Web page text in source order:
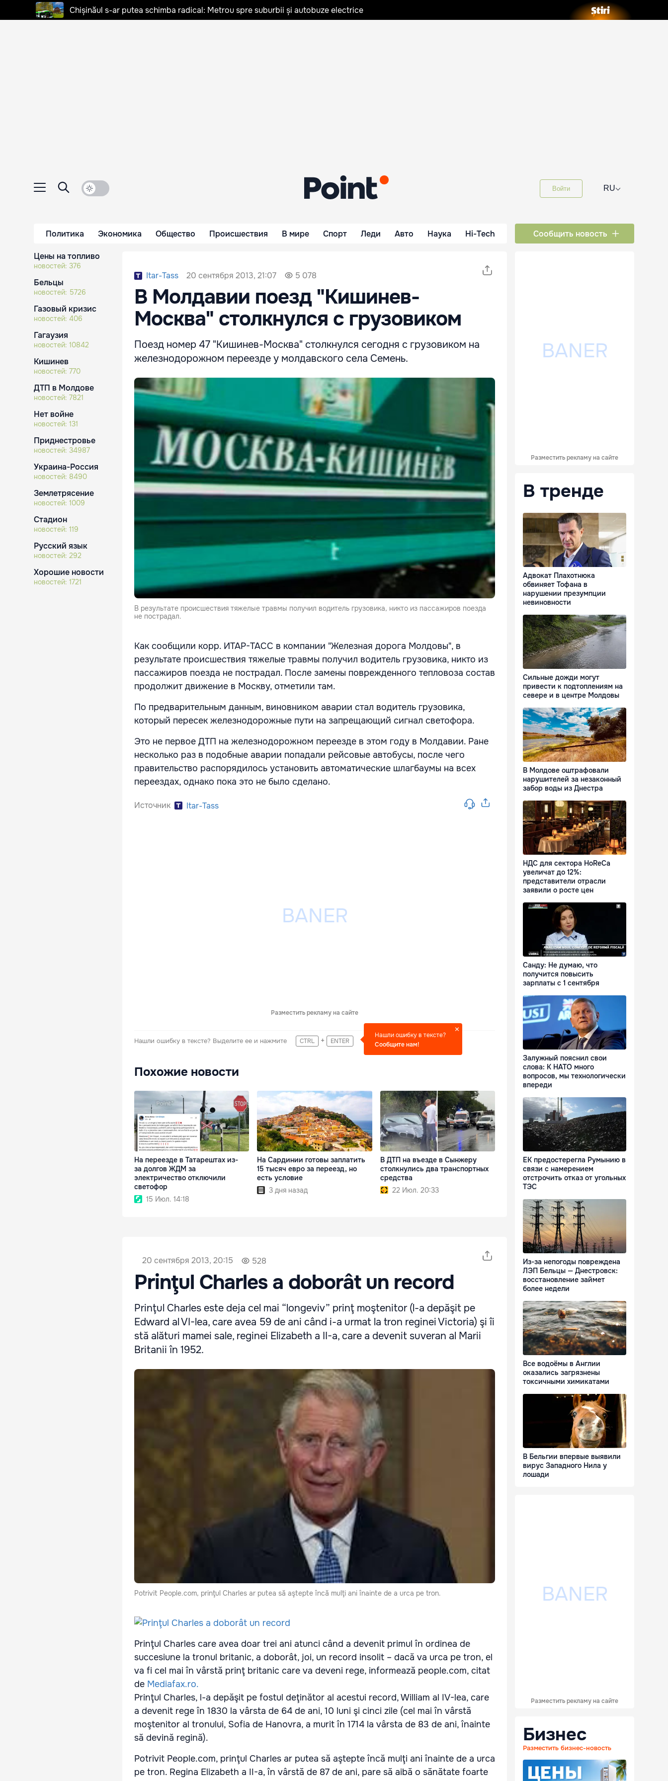
Chișinăul s-ar putea schimba radical: Metrou spre suburbii și autobuze electrice
Войти RU⌵
Политика Экономика Общество Происшествия В мире Спорт Леди Авто Наука Hi-Tech Сообщить новость
Цены на топливо
новостей: 376
Бельцы
новостей: 5726
Газовый кризис
новостей: 406
Гагаузия
новостей: 10842
Кишинев
новостей: 770
ДТП в Молдове
новостей: 7821
Нет войне
новостей: 131
Приднестровье
новостей: 34987
Украина-Россия
новостей: 8490
Землетрясение
новостей: 1009
Стадион
новостей: 119
Русский язык
новостей: 292
Хорошие новости
новостей: 1721
Itar-Tass 20 сентября 2013, 21:07 5 078
В Молдавии поезд "Кишинев-
Москва" столкнулся с грузовиком
Поезд номер 47 "Кишинев-Москва" столкнулся сегодня с грузовиком на
железнодорожном переезде у молдавского села Семень.
В результате происшествия тяжелые травмы получил водитель грузовика, никто из пассажиров поезда
не пострадал.
Как сообщили корр. ИТАР-ТАСС в компании "Железная дорога Молдовы", в
результате происшествия тяжелые травмы получил водитель грузовика, никто из
пассажиров поезда не пострадал. После замены поврежденного тепловоза состав
продолжит движение в Москву, отметили там.
По предварительным данным, виновником аварии стал водитель грузовика,
который пересек железнодорожные пути на запрещающий сигнал светофора.
Это не первое ДТП на железнодорожном переезде в этом году в Молдавии. Ране
несколько раз в подобные аварии попадали рейсовые автобусы, после чего
правительство распорядилось установить автоматические шлагбаумы на всех
переездах, однако пока это не было сделано.
Источник Itar-Tass
Разместить рекламу на сайте
Нашли ошибку в тексте? Выделите ее и нажмите CTRL + ENTER
Нашли ошибку в тексте?
Сообщите нам!
Похожие новости
На переезде в Татарештах из-
за долгов ЖДМ за
электричество отключили
светофор
15 Июл. 14:18
На Сардинии готовы заплатить
15 тысяч евро за переезд, но
есть условие
3 дня назад
В ДТП на въезде в Сынжеру
столкнулись два транспортных
средства
22 Июл. 20:33
20 сентября 2013, 20:15 528
Prinţul Charles a doborât un record
Prinţul Charles este deja cel mai “longeviv” prinţ moştenitor (l-a depăşit pe
Edward al VI-lea, care avea 59 de ani când i-a urmat la tron reginei Victoria) şi îi
stă alături mamei sale, reginei Elizabeth a II-a, care a devenit suveran al Marii
Britanii în 1952.
Potrivit People.com, prinţul Charles ar putea să aştepte încă mulţi ani înainte de a urca pe tron.
Prinţul Charles care avea doar trei ani atunci când a devenit primul în ordinea de
succesiune la tronul britanic, a doborât, joi, un record insolit – dacă va urca pe tron, el
va fi cel mai în vârstă prinţ britanic care va deveni rege, informează people.com, citat
de Mediafax.ro.
Prinţul Charles, l-a depăşit pe fostul deţinător al acestui record, William al IV-lea, care
a devenit rege în 1830 la vârsta de 64 de ani, 10 luni şi cinci zile (cel mai în vârstă
moştenitor al tronului, Sofia de Hanovra, a murit în 1714 la vârsta de 83 de ani, înainte
să devină regină).
Potrivit People.com, prinţul Charles ar putea să aştepte încă mulţi ani înainte de a urca
pe tron. Regina Elizabeth a II-a, în vârstă de 87 de ani, pare să aibă o sănătate foarte
Разместить рекламу на сайте
В тренде
Адвокат Плахотнюка
обвиняет Тофана в
нарушении презумпции
невиновности
Сильные дожди могут
привести к подтоплениям на
севере и в центре Молдовы
В Молдове оштрафовали
нарушителей за незаконный
забор воды из Днестра
НДС для сектора HoReCa
увеличат до 12%:
представители отрасли
заявили о росте цен
Санду: Не думаю, что
получится повысить
зарплаты с 1 сентября
Залужный пояснил свои
слова: К НАТО много
вопросов, мы технологически
впереди
ЕК предостерегла Румынию в
связи с намерением
отстрочить отказ от угольных
ТЭС
Из-за непогоды повреждена
ЛЭП Бельцы — Днестровск:
восстановление займет
более недели
Все водоёмы в Англии
оказались загрязнены
токсичными химикатами
В Бельгии впервые выявили
вирус Западного Нила у
лошади
Разместить рекламу на сайте
Бизнес
Разместить бизнес-новость